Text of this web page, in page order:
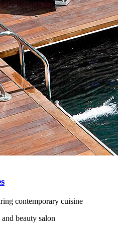
contemporary cuisine
beauty salon